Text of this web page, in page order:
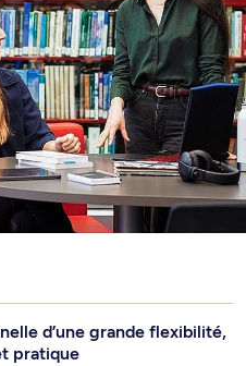
d’une grande flexibilité,
pratique